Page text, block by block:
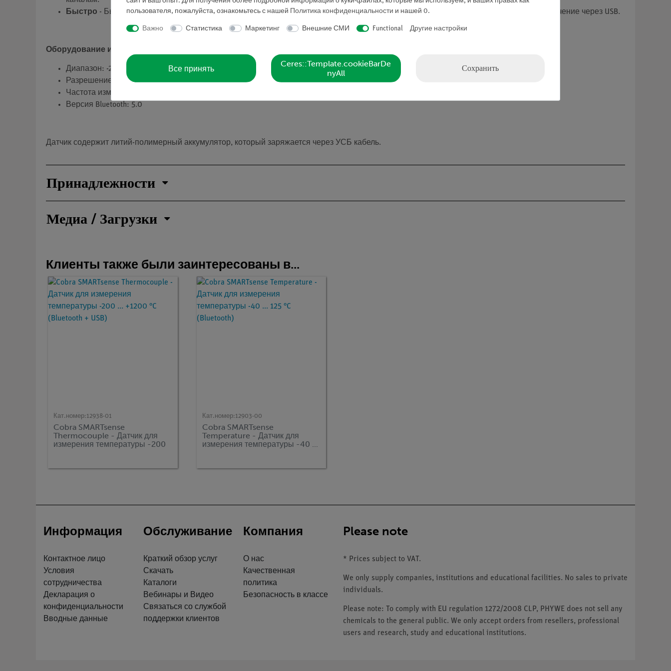
Быстро - Быстрое подключение датчиков и обмен данными через Bluetooth - для многих датчиков дополнительно возможно подключение через USB.
Оборудование и технические спецификации
Диапазон: -25 ... 125 °C
Разрешение: 0.1 °C
Частота измерений: 10 Hz
Версия Bluetooth: 5.0
Датчик содержит литий-полимерный аккумулятор, который заряжается через УСБ кабель.
Принадлежности
Медиа / Загрузки
Клиенты также были заинтересованы в...
Кат.номер:12938-01
Cobra SMARTsense
Thermocouple - Датчик для
измерения температуры -200
Кат.номер:12903-00
Cobra SMARTsense
Temperature - Датчик для
измерения температуры -40 ...
Информация
Контактное лицо
Условия
сотрудничества
Декларация о
конфиденциальности
Вводные данные
Обслуживание
Краткий обзор услуг
Скачать
Каталоги
Вебинары и Видео
Связаться со службой
поддержки клиентов
Компания
О нас
Качественная
политика
Безопасность в классе
Please note
* Prices subject to VAT.
We only supply companies, institutions and educational facilities. No sales to private
individuals.
Please note: To comply with EU regulation 1272/2008 CLP, PHYWE does not sell any
chemicals to the general public. We only accept orders from resellers, professional
users and research, study and educational institutions.
пользователя, пожалуйста, ознакомьтесь с нашей Политика конфиденциальности и нашей 0.
Важно Статистика Маркетинг Внешние СМИ Functional Другие настройки
Все принять
Ceres::Template.cookieBarDe
nyAll
Сохранить